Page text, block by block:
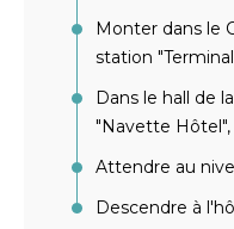
Monter dans le
station "Terminal
Dans le hall de
"Navette Hôtel",
Attendre au
Descendre à